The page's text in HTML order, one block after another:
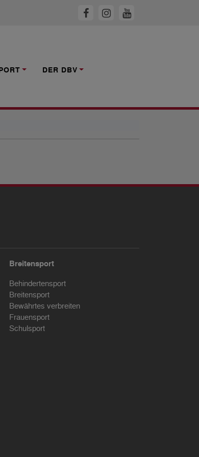
DER DBV
Breitensport
Behindertensport
Breitensport
Bewährtes verbreiten
Frauensport
Schulsport